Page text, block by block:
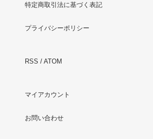
特定商取引法に基づく表記
プライバシーポリシー
RSS / ATOM
マイアカウント
お問い合わせ